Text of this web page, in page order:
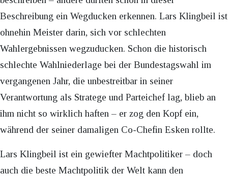
Beschreibung ein Wegducken erkennen. Lars Klingbeil ist
ohnehin Meister darin, sich vor schlechten
Wahlergebnissen wegzuducken. Schon die historisch
schlechte Wahlniederlage bei der Bundestagswahl im
vergangenen Jahr, die unbestreitbar in seiner
Verantwortung als Stratege und Parteichef lag, blieb an
ihm nicht so wirklich haften – er zog den Kopf ein,
während der seiner damaligen Co-Chefin Esken rollte.
Lars Klingbeil ist ein gewiefter Machtpolitiker – doch
auch die beste Machtpolitik der Welt kann den